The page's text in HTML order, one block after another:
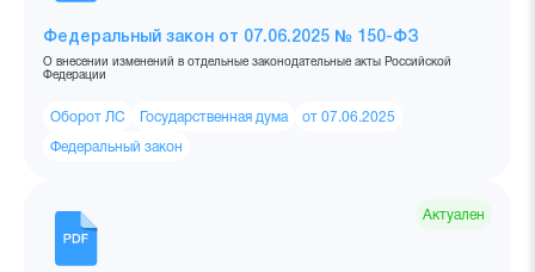
Федеральный закон от 07.06.2025 № 150-ФЗ
О внесении изменений в отдельные законодательные акты Российской
Федерации
Оборот ЛС Государственная дума от 07.06.2025
Федеральный закон
Актуален